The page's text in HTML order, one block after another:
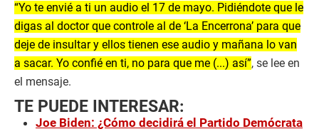
“Yo te envié a ti un audio el 17 de mayo. Pidiéndote que le
digas al doctor que controle al de ‘La Encerrona’ para que
deje de insultar y ellos tienen ese audio y mañana lo van
a sacar. Yo confié en ti, no para que me (...) así”, se lee en
el mensaje.
TE PUEDE INTERESAR:
Joe Biden: ¿Cómo decidirá el Partido Demócrata